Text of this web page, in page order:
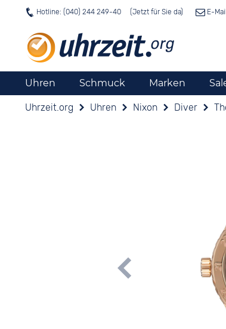
Hotline: (040) 244 249-40 E-
Uhren Schmuck Marken
Uhrzeit.org Uhren Nixon Diver